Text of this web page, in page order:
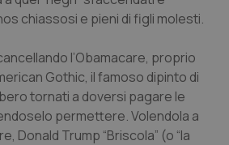
chiassosi e pieni di figli molesti.
l’Obamacare, proprio
Gothic, il famoso dipinto di
tornati a doversi pagare le
permettere. Volendola a
Donald Trump “Briscola” (o “la